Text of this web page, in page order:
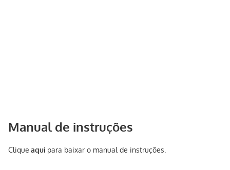
Manual de instruções
Clique aqui para baixar o manual de instruções.